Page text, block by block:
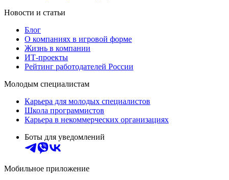
Новости и статьи
Блог
О компаниях в игровой форме
Жизнь в компании
ИТ-проекты
Рейтинг работодателей России
Молодым специалистам
Карьера для молодых специалистов
Школа программистов
Карьера в некоммерческих организациях
Боты для уведомлений
Мобильное приложение